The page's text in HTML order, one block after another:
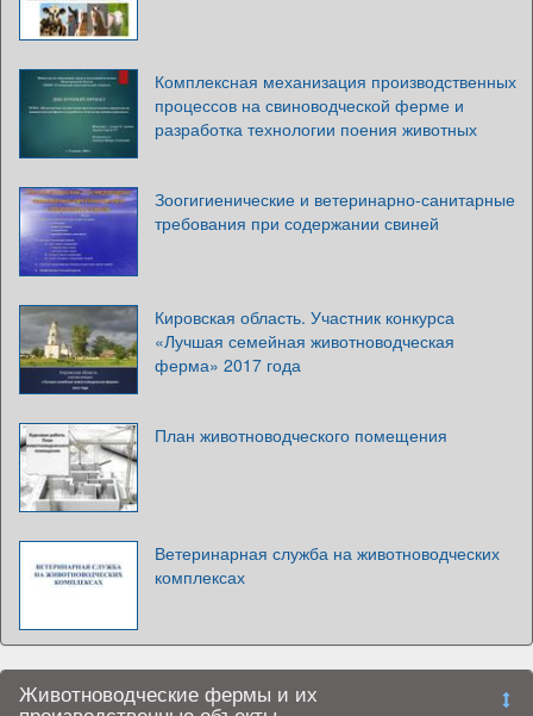
Комплексная механизация производственных
процессов на свиноводческой ферме и
разработка технологии поения животных
Зоогигиенические и ветеринарно-санитарные
требования при содержании свиней
Кировская область. Участник конкурса
«Лучшая семейная животноводческая
ферма» 2017 года
План животноводческого помещения
Ветеринарная служба на животноводческих
комплексах
Животноводческие фермы и их